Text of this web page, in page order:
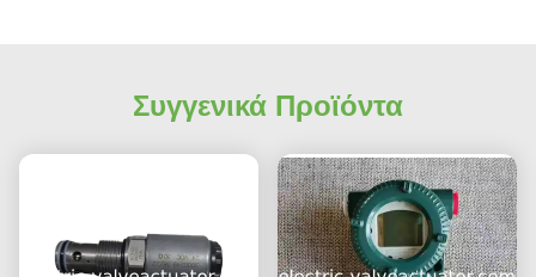
Συγγενικά Προϊόντα